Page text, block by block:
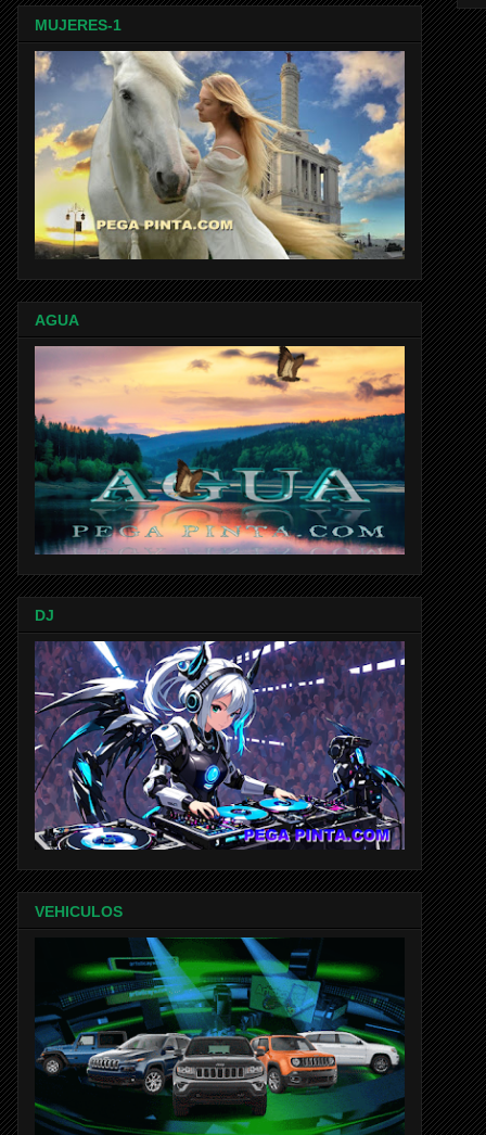
MUJERES-1
AGUA
DJ
VEHICULOS